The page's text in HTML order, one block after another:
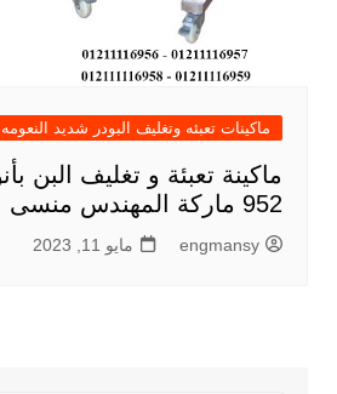
ماكينات تعبئه وتغليف البودر شديد النعومه
ماكينة تعبئة و تغليف البن
952 ماركة المهندس منسى
engmansy مايو 11, 2023